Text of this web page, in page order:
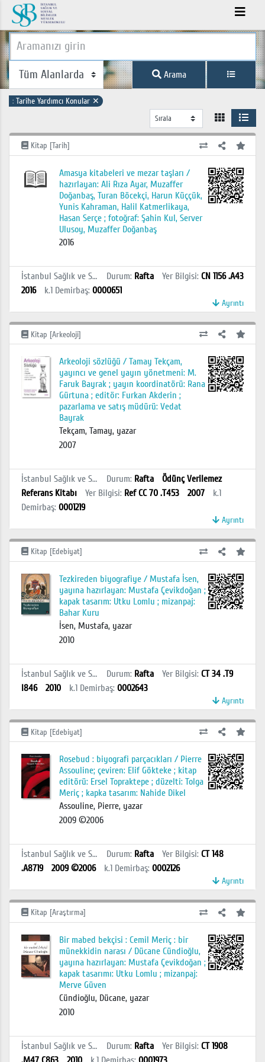
Arama
: Tarihe Yardımcı Konular ✕
Kitap [Tarih]
Amasya kitabeleri ve mezar taşları /
hazırlayan: Ali Rıza Ayar, Muzaffer
Doğanbaş, Turan Böcekçi, Harun Küççük,
Yunis Kahraman, Halil Katmerlikaya,
Hasan Serçe ; fotoğraf: Şahin Kul, Server
Ulusoy, Muzaffer Doğanbaş
2016
İstanbul Sağlık ve Sosyal Bilimler MYO Kütüphanesi Durum: Rafta Yer Bilgisi: CN 1156 .A43
2016
k.1 Demirbaş: 0000651
Ayrıntı
Kitap [Arkeoloji]
Arkeoloji sözlüğü / Tamay Tekçam,
yayıncı ve genel yayın yönetmeni: M.
Faruk Bayrak ; yayın koordinatörü: Rana
Gürtuna ; editör: Furkan Akderin ;
pazarlama ve satış müdürü: Vedat
Bayrak
Tekçam, Tamay, yazar
2007
İstanbul Sağlık ve Sosyal Bilimler MYO Kütüphanesi Durum: Rafta
Ödünç Verilemez
Referans Kitabı
Yer Bilgisi: Ref CC 70 .T453 2007
k.1
Demirbaş: 0001219
Ayrıntı
Kitap [Edebiyat]
Tezkireden biyografiye / Mustafa İsen,
yayına hazırlayan: Mustafa Çevikdoğan ;
kapak tasarım: Utku Lomlu ; mizanpaj:
Bahar Kuru
İsen, Mustafa, yazar
2010
İstanbul Sağlık ve Sosyal Bilimler MYO Kütüphanesi Durum: Rafta Yer Bilgisi: CT 34 .T9
I846
2010 k.1 Demirbaş: 0002643
Ayrıntı
Kitap [Edebiyat]
Rosebud : biyografi parçacıkları / Pierre
Assouline; çeviren: Elif Gökteke ; kitap
editörü: Ersel Topraktepe ; düzelti: Tolga
Meriç ; kapka tasarım: Nahide Dikel
Assouline, Pierre, yazar
2009 ©2006
İstanbul Sağlık ve Sosyal Bilimler MYO Kütüphanesi Durum: Rafta Yer Bilgisi: CT 148
.A8719
2009 ©2006 k.1 Demirbaş: 0002126
Ayrıntı
Kitap [Araştırma]
Bir mabed bekçisi : Cemil Meriç : bir
münekkidin narası / Dücane Cündioğlu,
yayına hazırlayan: Mustafa Çevikdoğan ;
kapak tasarımı: Utku Lomlu ; mizanpaj:
Merve Güven
Cündioğlu, Dücane, yazar
2010
İstanbul Sağlık ve Sosyal Bilimler MYO Kütüphanesi Durum: Rafta Yer Bilgisi: CT 1908